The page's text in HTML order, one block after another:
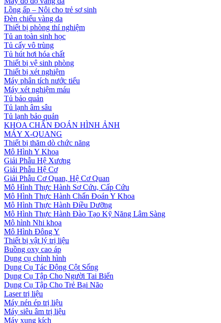
Lồng ấp – Nôi cho trẻ sơ sinh
Đèn chiếu vàng da
Thiết bị phòng thí nghiệm
Tủ an toàn sinh học
Tủ cấy vô trùng
Tủ hút hơi hóa chất
Thiết bị vệ sinh phòng
Thiết bị xét nghiệm
Máy phân tích nước tiểu
Máy xét nghiệm máu
Tủ bảo quản
Tủ lạnh âm sâu
Tủ lạnh bảo quản
KHOA CHẨN ĐOÁN HÌNH ẢNH
MÁY X-QUANG
Thiết bị thăm dò chức năng
Mô Hình Y Khoa
Giải Phẫu Hệ Xương
Giải Phẫu Hệ Cơ
Giải Phẫu Cơ Quan, Hệ Cơ Quan
Mô Hình Thực Hành Sơ Cứu, Cấp Cứu
Mô Hình Thực Hành Chẩn Đoán Y Khoa
Mô Hình Thực Hành Điều Dưỡng
Mô Hình Thực Hành Đào Tạo Kỹ Năng Lâm Sàng
Mô hình Nhi khoa
Mô Hình Đông Y
Thiết bị vật lý trị liệu
Buồng oxy cao áp
Dụng cụ chỉnh hình
Dụng Cụ Tác Động Cột Sống
Dụng Cụ Tập Cho Người Tai Biến
Dụng Cụ Tập Cho Trẻ Bại Não
Laser trị liệu
Máy nén ép trị liệu
Máy siêu âm trị liệu
Máy xung kích